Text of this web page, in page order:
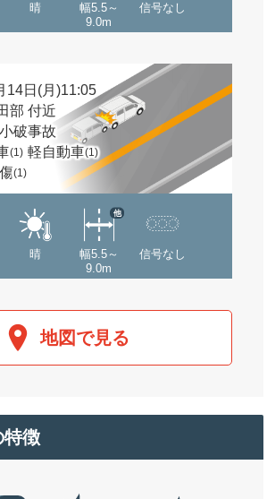
晴
幅5.5～
9.0m
信号なし
14日(月)11:05
部 付近
破事故
(1) 軽自動車(1)
(1)
晴
幅5.5～
9.0m
他
信号なし
地図で見る
特徴